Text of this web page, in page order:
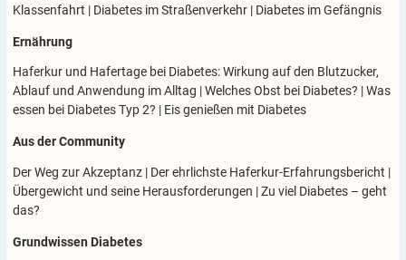
Klassenfahrt | Diabetes im Straßenverkehr | Diabetes im Gefängnis
Ernährung
Haferkur und Hafertage bei Diabetes: Wirkung auf den Blutzucker,
Ablauf und Anwendung im Alltag |Welches Obst bei Diabetes? |Was
essen bei Diabetes Typ 2? | Eis genießen mit Diabetes
Aus der Community
Der Weg zur Akzeptanz | Der ehrlichste Haferkur-Erfahrungsbericht |
Übergewicht und seine Herausforderungen |Zu viel Diabetes – geht
das?
Grundwissen Diabetes